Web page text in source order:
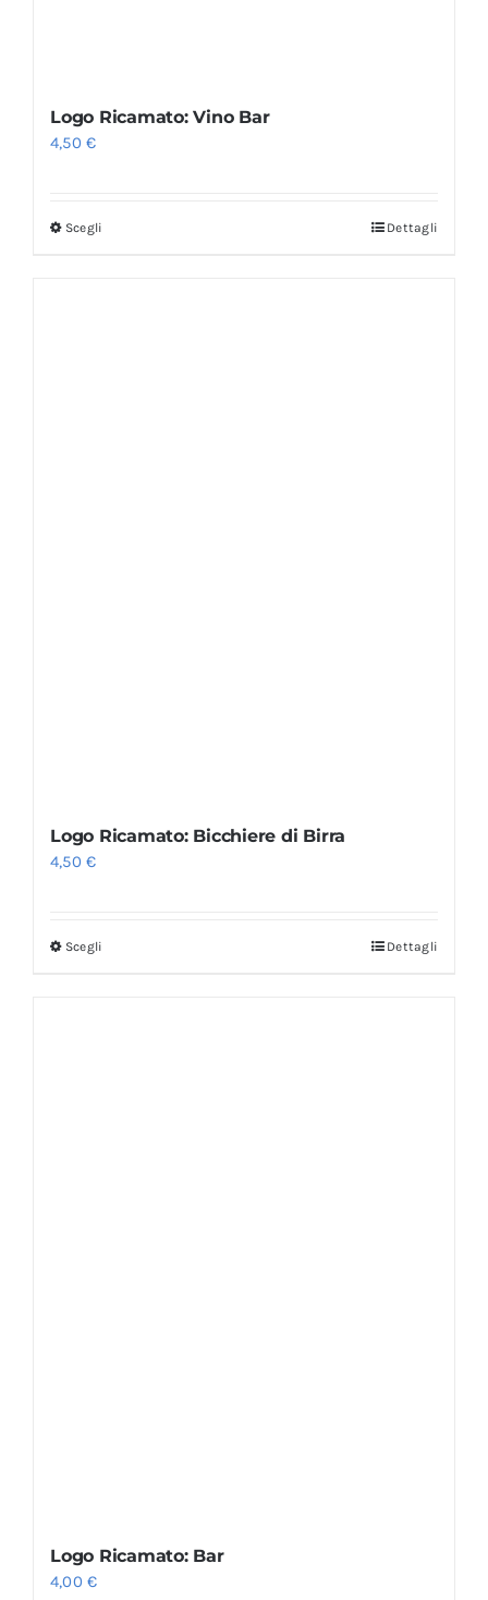
Logo Ricamato: Vino Bar
4,50€
Scegli Dettagli
Logo Ricamato: Bicchiere di Birra
4,50€
Scegli Dettagli
Logo Ricamato: Bar
4,00€